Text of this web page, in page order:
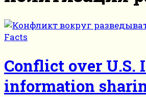
Facts
Conflict over U.S.
information